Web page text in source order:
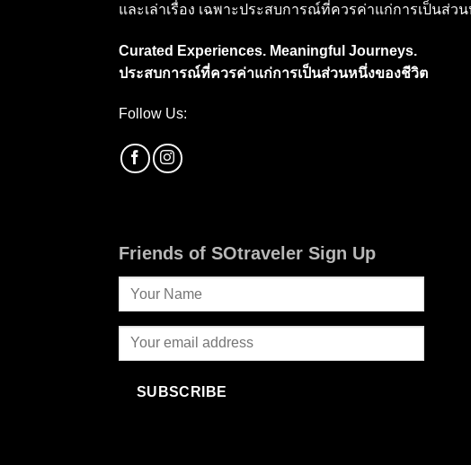
และเล่าเรื่อง เฉพาะประสบการณ์ที่ควรค่าแก่การเป็นส่ว
Curated Experiences. Meaningful Journeys.
ประสบการณ์ที่ควรค่าแก่การเป็นส่วนหนึ่งของชีวิต
Follow Us:
Friends of SOtraveler Sign Up
SUBSCRIBE